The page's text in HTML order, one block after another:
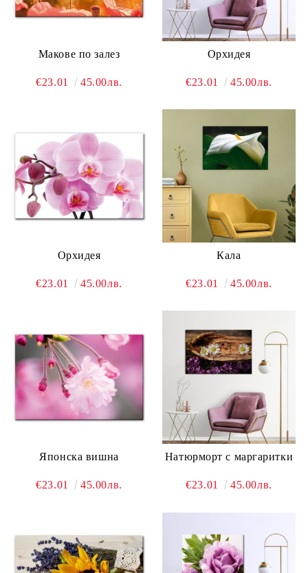
Макове по залез
€23.01 45.00лв.
Орхидея
€23.01 45.00лв.
Орхидея
€23.01 45.00лв.
Кала
€23.01 45.00лв.
Японска вишна
€23.01 45.00лв.
Натюрморт с маргаритки
€23.01 45.00лв.